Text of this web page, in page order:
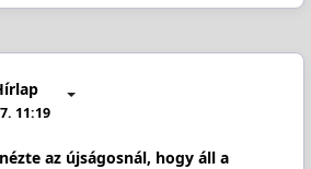
11:19
az újságosnál, hogy áll a